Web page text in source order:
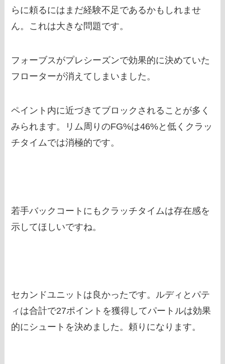
らに頼るにはまだ経験不足であるかもしれませ
ん。これは大きな問題です。
フォーブスがプレシーズンで効果的に決めていた
フローターが消えてしまいました。
ペイント内に近づきてブロックされることが多く
みられます。リム周りのFG%は46%と低くクラッ
チタイムでは消極的です。
若手バックコートにもクラッチタイムは存在感を
示してほしいですね。
セカンドユニットは良かったです。ルディとパテ
ィは合計で27ポイントを獲得してパートルは効果
的にシュートを決めました。頼りになります。